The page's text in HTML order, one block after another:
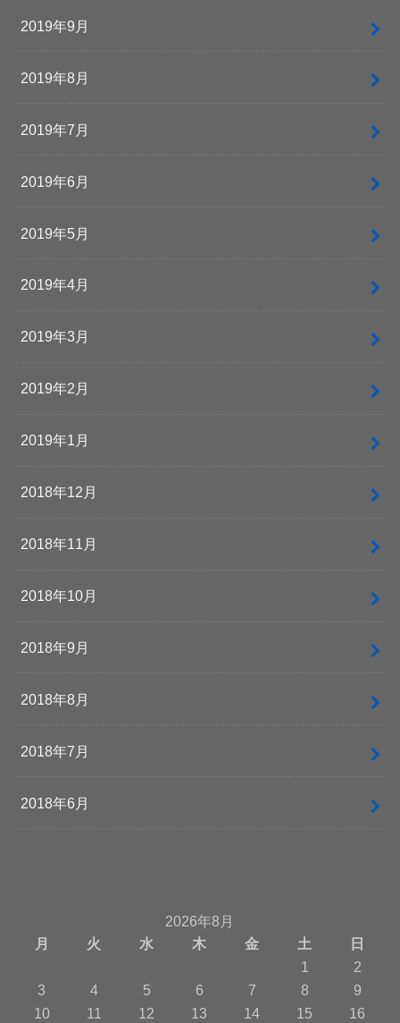
2019年9月
2019年8月
2019年7月
2019年6月
2019年5月
2019年4月
2019年3月
2019年2月
2019年1月
2018年12月
2018年11月
2018年10月
2018年9月
2018年8月
2018年7月
2018年6月
2026年8月
月
火 水 木 金 土
日
1
2
3
4 5 6 7 8
9
10
11 12 13 14 15 16